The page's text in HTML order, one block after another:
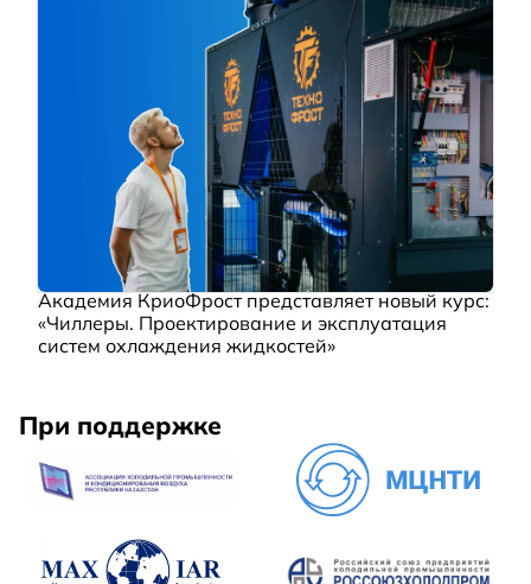
Академия КриоФрост представляет новый курс:
«Чиллеры. Проектирование и эксплуатация
систем охлаждения жидкостей»
При поддержке